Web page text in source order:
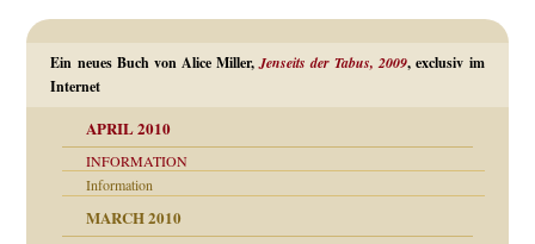
Ein neues Buch von Alice Miller,Jenseits der Tabus, 2009, exclusiv im
Internet
APRIL 2010
INFORMATION
Information
MARCH 2010